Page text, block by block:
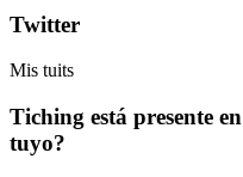
Twitter
Mis tuits
Tiching está presente
tuyo?